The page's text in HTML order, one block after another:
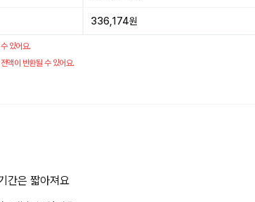
336,174원
있어요.
액이 반환될 수 있어요.
간은 짧아져요